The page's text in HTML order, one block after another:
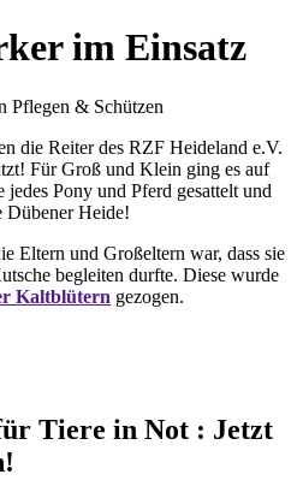
im Einsatz
Pflegen & Schützen
die Reiter des RZF Heideland e.V.
Für Groß und Klein ging es auf
Pony und Pferd gesattelt und
Dübener Heide!
Eltern und Großeltern war, dass sie
begleiten durfte. Diese wurde
Kaltblütern gezogen.
Tiere in Not : Jetzt